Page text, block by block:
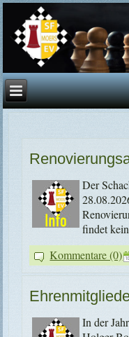
Der
findet
Kommentare (0)
In der